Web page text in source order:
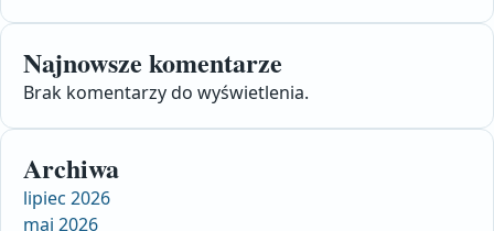
Najnowsze komentarze
Brak komentarzy do wyświetlenia.
Archiwa
lipiec 2026
maj 2026